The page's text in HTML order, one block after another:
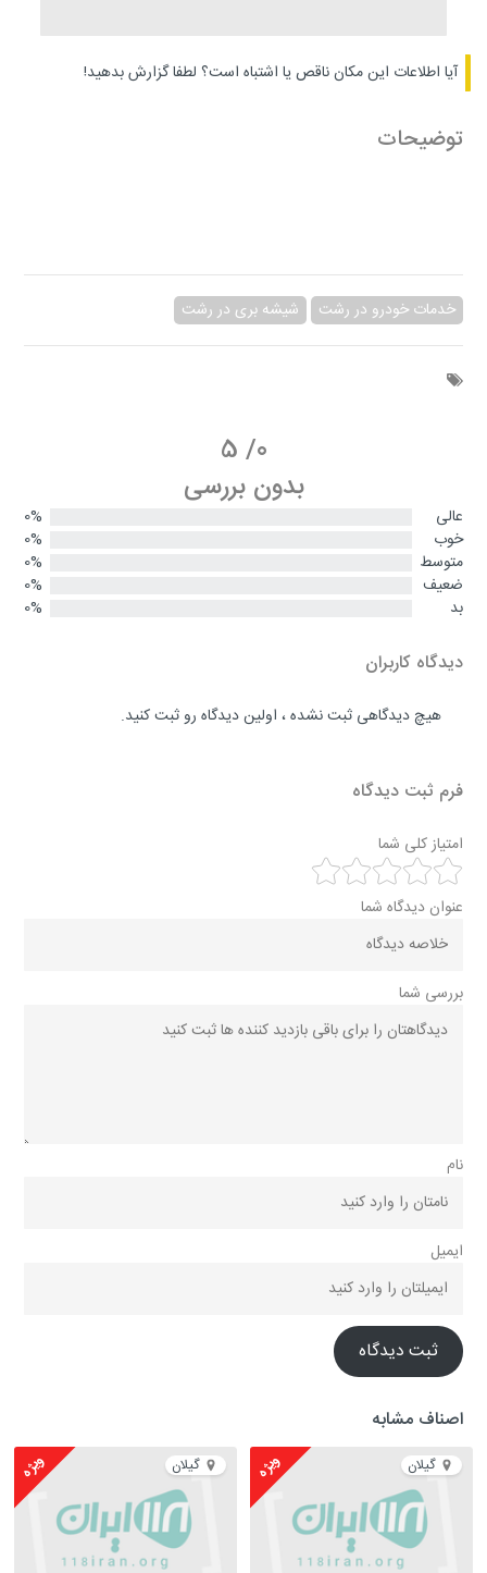
آیا اطلاعات این مکان ناقص یا اشتباه است؟ لطفا گزارش بدهید!
توضیحات
خدمات خودرو در رشت شیشه بری در رشت
0
/
5
بدون بررسی
عالی
0%
خوب
0%
متوسط
0%
ضعیف
0%
بد
0%
دیدگاه کاربران
هیچ دیدگاهی ثبت نشده ، اولین دیدگاه رو ثبت کنید.
فرم ثبت دیدگاه
امتیاز کلی شما
عنوان دیدگاه شما
بررسی شما
نام
ایمیل
ثبت دیدگاه
اصناف مشابه
گیلان ویژه گیلان ویژه